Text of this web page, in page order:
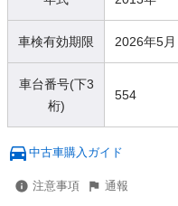
車検有効期限 2026年5月
車台番号(下3
桁)
554
中古車購入ガイド
注意事項 通報